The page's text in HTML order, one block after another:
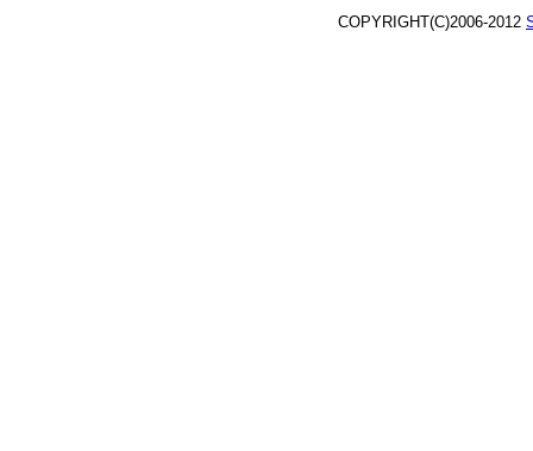
COPYRIGHT(C)2006-2012